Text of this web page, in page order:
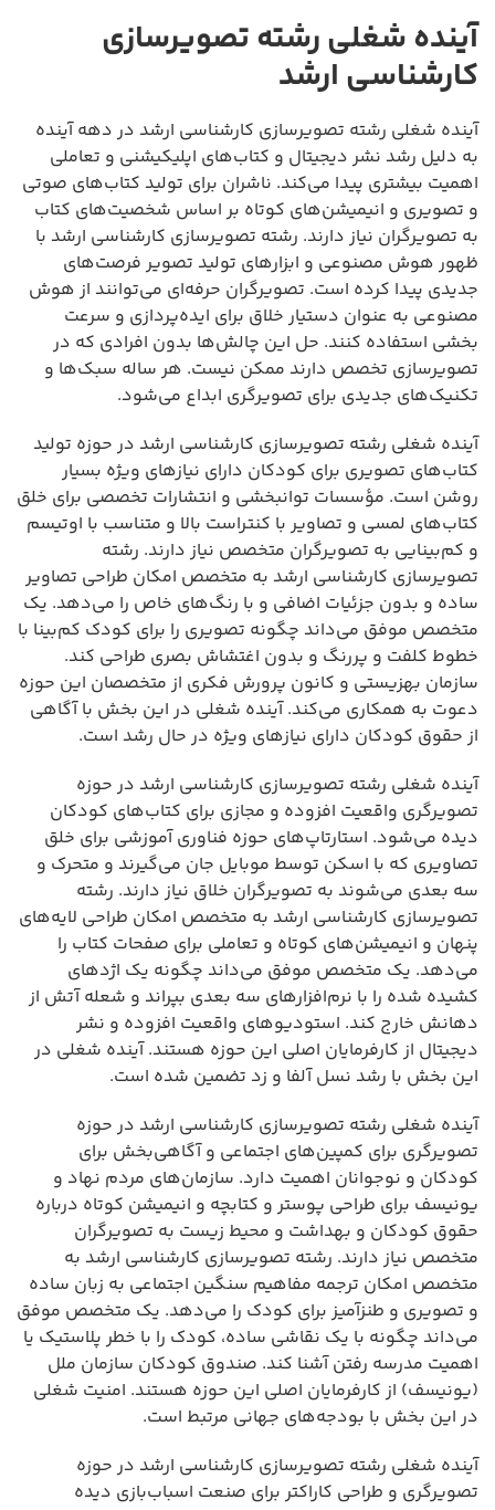
آینده شغلی رشته تصویرسازی
کارشناسی ارشد
آینده شغلی رشته تصویرسازی کارشناسی ارشد در دهه آینده
به دلیل رشد نشر دیجیتال و کتاب‌های اپلیکیشنی و تعاملی
اهمیت بیشتری پیدا می‌کند. ناشران برای تولید کتاب‌های صوتی
و تصویری و انیمیشن‌های کوتاه بر اساس شخصیت‌های کتاب
به تصویرگران نیاز دارند. رشته تصویرسازی کارشناسی ارشد با
ظهور هوش مصنوعی و ابزارهای تولید تصویر فرصت‌های
جدیدی پیدا کرده است. تصویرگران حرفه‌ای می‌توانند از هوش
مصنوعی به عنوان دستیار خلاق برای ایده‌پردازی و سرعت
بخشی استفاده کنند. حل این چالش‌ها بدون افرادی که در
تصویرسازی تخصص دارند ممکن نیست. هر ساله سبک‌ها و
تکنیک‌های جدیدی برای تصویرگری ابداع می‌شود.
آینده شغلی رشته تصویرسازی کارشناسی ارشد در حوزه تولید
کتاب‌های تصویری برای کودکان دارای نیازهای ویژه بسیار
روشن است. مؤسسات توانبخشی و انتشارات تخصصی برای خلق
کتاب‌های لمسی و تصاویر با کنتراست بالا و متناسب با اوتیسم
و کم‌بینایی به تصویرگران متخصص نیاز دارند. رشته
تصویرسازی کارشناسی ارشد به متخصص امکان طراحی تصاویر
ساده و بدون جزئیات اضافی و با رنگ‌های خاص را می‌دهد. یک
متخصص موفق می‌داند چگونه تصویری را برای کودک کم‌بینا با
خطوط کلفت و پررنگ و بدون اغتشاش بصری طراحی کند.
سازمان بهزیستی و کانون پرورش فکری از متخصصان این حوزه
دعوت به همکاری می‌کند. آینده شغلی در این بخش با آگاهی
از حقوق کودکان دارای نیازهای ویژه در حال رشد است.
آینده شغلی رشته تصویرسازی کارشناسی ارشد در حوزه
تصویرگری واقعیت افزوده و مجازی برای کتاب‌های کودکان
دیده می‌شود. استارتاپ‌های حوزه فناوری آموزشی برای خلق
تصاویری که با اسکن توسط موبایل جان می‌گیرند و متحرک و
سه بعدی می‌شوند به تصویرگران خلاق نیاز دارند. رشته
تصویرسازی کارشناسی ارشد به متخصص امکان طراحی لایه‌های
پنهان و انیمیشن‌های کوتاه و تعاملی برای صفحات کتاب را
می‌دهد. یک متخصص موفق می‌داند چگونه یک اژدهای
کشیده شده را با نرم‌افزارهای سه بعدی بپراند و شعله آتش از
دهانش خارج کند. استودیوهای واقعیت افزوده و نشر
دیجیتال از کارفرمایان اصلی این حوزه هستند. آینده شغلی در
این بخش با رشد نسل آلفا و زد تضمین شده است.
آینده شغلی رشته تصویرسازی کارشناسی ارشد در حوزه
تصویرگری برای کمپین‌های اجتماعی و آگاهی‌بخش برای
کودکان و نوجوانان اهمیت دارد. سازمان‌های مردم نهاد و
یونیسف برای طراحی پوستر و کتابچه و انیمیشن کوتاه درباره
حقوق کودکان و بهداشت و محیط زیست به تصویرگران
متخصص نیاز دارند. رشته تصویرسازی کارشناسی ارشد به
متخصص امکان ترجمه مفاهیم سنگین اجتماعی به زبان ساده
و تصویری و طنزآمیز برای کودک را می‌دهد. یک متخصص موفق
می‌داند چگونه با یک نقاشی ساده، کودک را با خطر پلاستیک یا
اهمیت مدرسه رفتن آشنا کند. صندوق کودکان سازمان ملل
(یونیسف) از کارفرمایان اصلی این حوزه هستند. امنیت شغلی
در این بخش با بودجه‌های جهانی مرتبط است.
آینده شغلی رشته تصویرسازی کارشناسی ارشد در حوزه
تصویرگری و طراحی کاراکتر برای صنعت اسباب‌بازی دیده